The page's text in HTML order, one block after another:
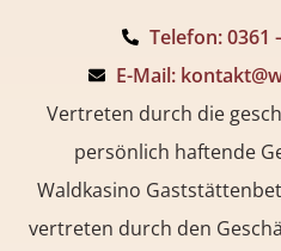
Telefon: 0361
E-Mail:
Vertreten durch die
persönlich haftende
Waldkasino
vertreten durch den